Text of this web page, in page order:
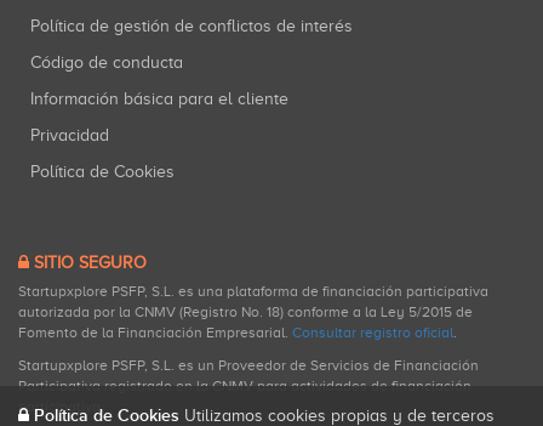
Política de gestión de conflictos de interés
Código de conducta
Información básica para el cliente
Privacidad
Política de Cookies
SITIO SEGURO
Startupxplore PSFP, S.L. es una plataforma de financiación participativa
autorizada por la CNMV (Registro No. 18) conforme a la Ley 5/2015 de
Fomento de la Financiación Empresarial. Consultar registro oficial.
Startupxplore PSFP, S.L. es un Proveedor de Servicios de Financiación
Participativa registrado en la CNMV para actividades de financiación
participativa.
Política de Cookies Utilizamos cookies propias y de terceros